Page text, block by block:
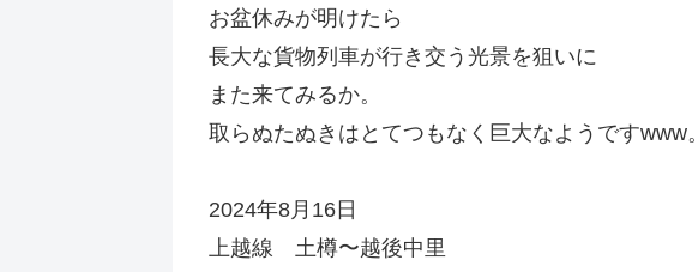
お盆休みが明けたら
長大な貨物列車が行き交う光景を狙いに
また来てみるか。
取らぬたぬきはとてつもなく巨大なようですwww。
2024年8月16日
上越線 土樽〜越後中里